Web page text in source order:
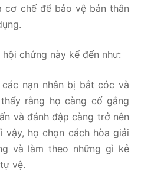
cơ chế để bảo vệ bản thân
chứng này kể đến như:
nạn nhân bị bắt cóc và
rằng họ càng cố gắng
và đánh đập càng trở nên
vậy, họ chọn cách hòa giải
và làm theo những gì kẻ
vệ.